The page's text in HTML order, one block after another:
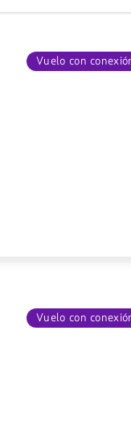
78825
Vuelo con
Vuelo con